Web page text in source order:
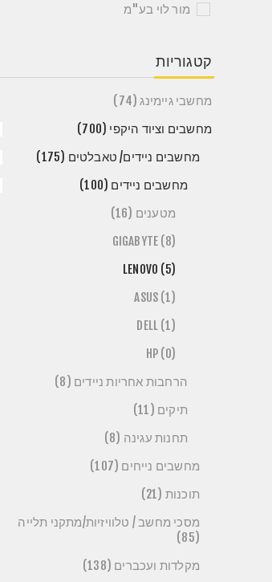
מור לוי בע"מ
קטגוריות
מחשבי גיימינג (74)
מחשבים וציוד היקפי (700)
מחשבים ניידים/ טאבלטים (175)
מחשבים ניידים (100)
מטענים (16)
GIGABYTE (8)
LENOVO (5)
ASUS (1)
DELL (1)
HP (0)
הרחבות אחריות ניידים (8)
תיקים (11)
תחנות עגינה (8)
מחשבים נייחים (107)
תוכנות (21)
מסכי מחשב / טלוויזיות/מתקני תלייה
(85)
מקלדות ועכברים (138)